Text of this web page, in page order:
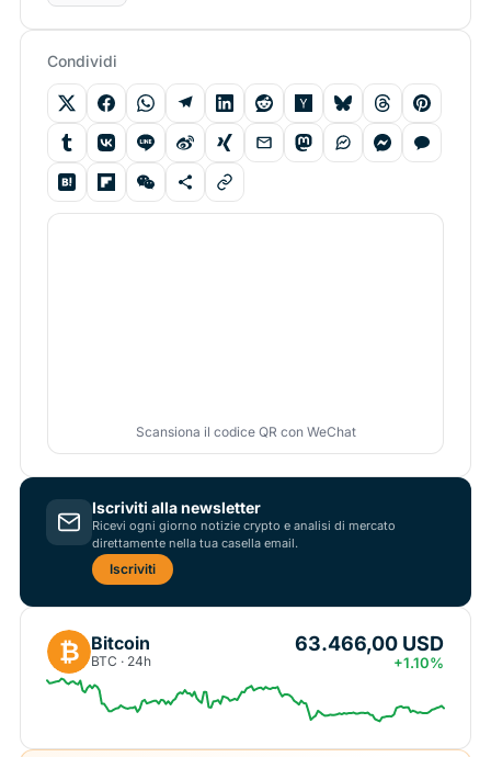
Condividi
Scansiona il codice QR con WeChat
Iscriviti alla newsletter
Ricevi ogni giorno notizie crypto e analisi di mercato
direttamente nella tua casella email.
Iscriviti
₿ Bitcoin
BTC · 24h
63.466,00 USD
+1.10%